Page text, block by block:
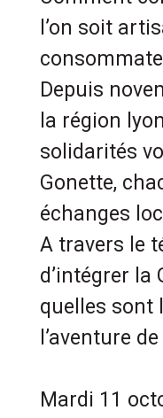
l’on soit
Depuis
la région
solidarités
Gonette,
échanges
A travers le
d’intégrer
quelles sont
l’aventure
Mardi 11